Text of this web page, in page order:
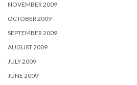
NOVEMBER 2009
OCTOBER 2009
SEPTEMBER 2009
AUGUST 2009
JULY 2009
JUNE 2009